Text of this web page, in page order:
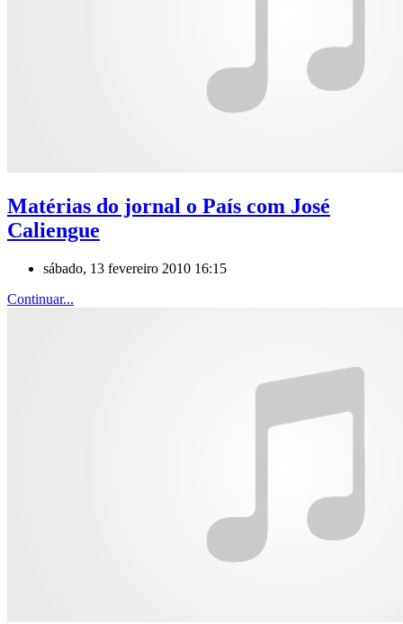
Matérias do jornal o País com José
Caliengue
sábado, 13 fevereiro 2010 16:15
Continuar...